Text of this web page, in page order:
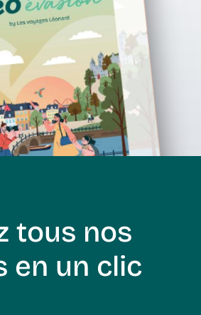
en un clic